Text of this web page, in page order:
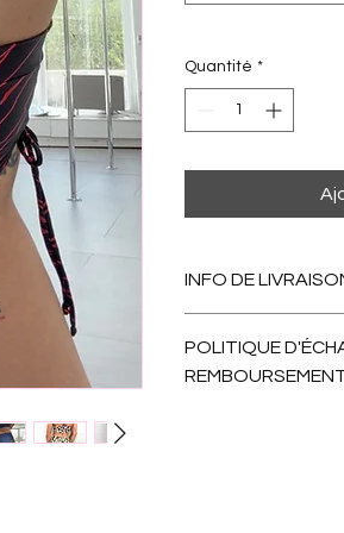
Quantité *
INFO DE
on envoie. Comptez
POLITIQUE